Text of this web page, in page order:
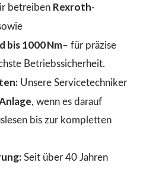
betreiben Rexroth-
1000 Nm– für präzise
Betriebssicherheit.
Unsere Servicetechniker
, wenn es darauf
bis zur kompletten
Seit über 40 Jahren